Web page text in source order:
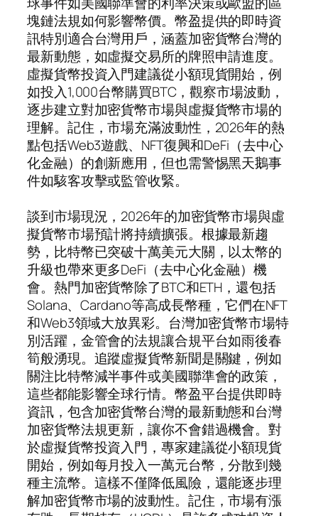
塊鏈法規如何影響幣價。幣盈提供的即時資
訊特別適合台灣用戶，涵蓋加密貨幣台灣的
最新動態，如虛擬交易所的牌照申請進度。
虛擬貨幣投資入門建議從小額現貨開始，例
如投入1,000台幣購買BTC，觀察市場波動，
逐步建立對加密貨幣市場與虛擬貨幣市場的
理解。記住，市場充滿波動性，2026年的熱
點包括Web3遊戲、NFT復興和DeFi（去中心
化金融）的創新應用，但也需警惕黑天鵝事
件如駭客攻擊或監管收緊。
談到市場現況，2026年的加密貨幣市場與虛
擬貨幣市場預計將持續擴張。根據最新趨
勢，比特幣已突破十萬美元大關，以太幣的
升級也帶來更多DeFi（去中心化金融）機
會。熱門加密貨幣除了BTC和ETH，還包括
Solana、Cardano等高成長幣種，它們在NFT
和Web3領域大放異彩。台灣加密貨幣市場特
別活躍，金管會的法規讓合規平台如雨後春
筍般湧現。追蹤虛擬貨幣新聞是關鍵，例如
關注比特幣減半事件或美國聯準會的政策，
這些都能影響全球行情。幣盈平台提供即時
資訊，包含加密貨幣台灣的最新動態和台灣
加密貨幣法規更新，讓你不會錯過機會。對
於虛擬貨幣投資入門，專家建議從小額現貨
開始，例如每月投入一萬元台幣，分散到幾
種主流幣。這樣不僅降低風險，還能逐步理
解加密貨幣市場的波動性。記住，市場有漲